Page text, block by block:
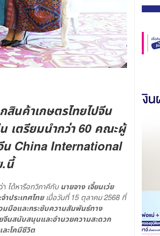
สินค้าเกษตรไทยไปจีน
เตรียมนำกว่า 60 คณะผู้
น China International
.นี้
า ได้หารือทวิภาคีกับนายจาง เจี้ยนเว่ย
ำประเทศไทยเมื่อวันที่ 15 ตุลาคม 2568 ที่
มมือและกระชับความสัมพันธ์ทาง
จีนสนับสนุนและอำนวยความสะดวก
ะโคมีชีวิต